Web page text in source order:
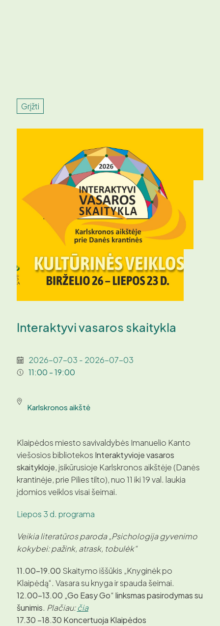
Grįžti
Interaktyvi vasaros skaitykla
2026-07-03 - 2026-07-03
11:00 - 19:00
Karlskronos aikštė
Klaipėdos miesto savivaldybės Imanuelio Kanto
viešosios bibliotekos Interaktyvioje vasaros
skaitykloje, įsikūrusioje Karlskronos aikštėje (Danės
krantinėje, prie Pilies tilto), nuo 11 iki 19 val. laukia
įdomios veiklos visai šeimai.
Liepos 3 d. programa
Veikia literatūros paroda„Psichologija gyvenimo
kokybei: pažink, atrask, tobulėk“
11.00–19.00 Skaitymo iššūkis „Knyginėk po
Klaipėdą“. Vasara su knyga ir spauda šeimai.
12.00–13.00 „Go Easy Go“ linksmas pasirodymas su
šunimis. Plačiau:čia
17.30 –18.30 Koncertuoja Klaipėdos